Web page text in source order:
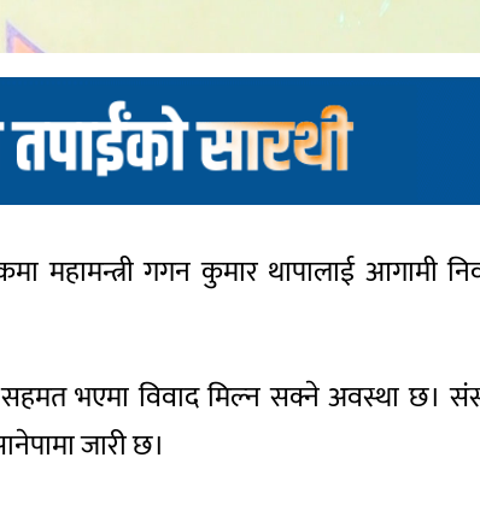
महामन्त्री गगन कुमार थापालाई आगामी
सहमत भएमा विवाद मिल्न सक्ने अवस्था छ।
जारी छ।